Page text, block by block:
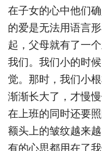
在子女的心中他们
的爱是无法用语言
起，父母就有了一
我们。我们小的时
觉。那时，我们小
渐渐长大了，才慢
在上班的同时还要
额头上的皱纹越来
有的心思都用在了